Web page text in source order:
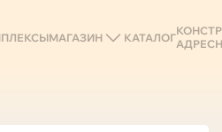
МАГАЗИН КАТАЛОГ